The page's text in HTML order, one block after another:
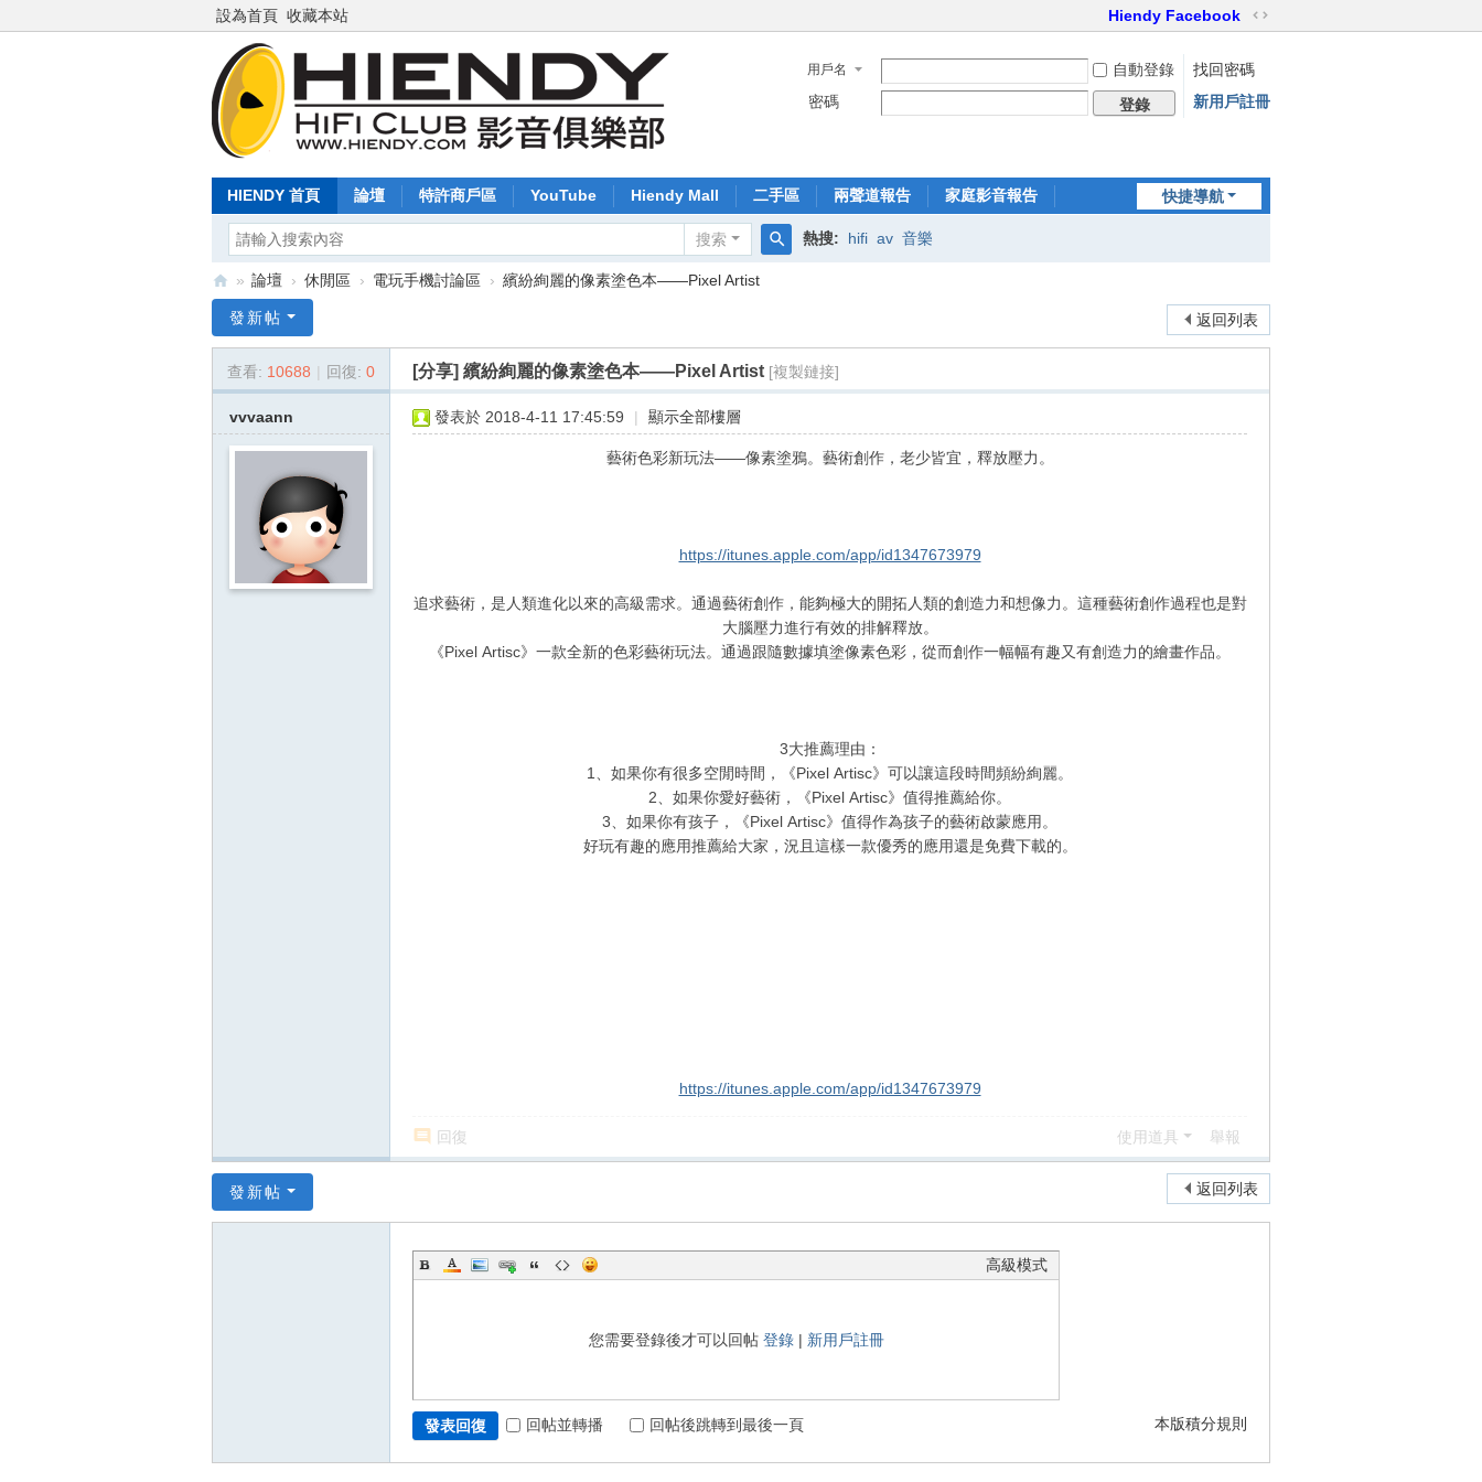
設為首頁 收藏本站 Hiendy Facebook
切
到
寬
版
用戶名 自動登錄
找回密碼
密碼
登錄 新用戶註冊
快捷導航
HIENDY 首頁 論壇 特許商戶區 YouTube Hiendy Mall 二手區 兩聲道報告
家庭影音報告
搜索 熱搜: hifi av 音樂
en
dy
o
» 論壇 › 休閒區 › 電玩手機討論區 › 繽紛絢麗的像素塗色本——Pixel Artist
返回列表
發新帖
查看: 10688 | 回復: 0 [分享] 繽紛絢麗的像素塗色本——Pixel Artist [複製鏈接]
vvvaann 發表於 2018-4-11 17:45:59 | 顯示全部樓層
藝術色彩新玩法——像素塗鴉。藝術創作，老少皆宜，釋放壓力。
https://itunes.apple.com/app/id1347673979
追求藝術，是人類進化以來的高級需求。通過藝術創作，能夠極大的開拓人類的創造力和想像力。這種藝術創作過程也是對
大腦壓力進行有效的排解釋放。
《Pixel Artisc》一款全新的色彩藝術玩法。通過跟隨數據填塗像素色彩，從而創作一幅幅有趣又有創造力的繪畫作品。
3大推薦理由：
1、如果你有很多空閒時間，《Pixel Artisc》可以讓這段時間頻紛絢麗。
2、如果你愛好藝術，《Pixel Artisc》值得推薦給你。
3、如果你有孩子，《Pixel Artisc》值得作為孩子的藝術啟蒙應用。
好玩有趣的應用推薦給大家，況且這樣一款優秀的應用還是免費下載的。
https://itunes.apple.com/app/id1347673979
回復 使用道具 舉報
返回列表
發新帖
高級模式
您需要登錄後才可以回帖 登錄| 新用戶註冊
本版積分規則
發表回復 回帖並轉播 回帖後跳轉到最後一頁